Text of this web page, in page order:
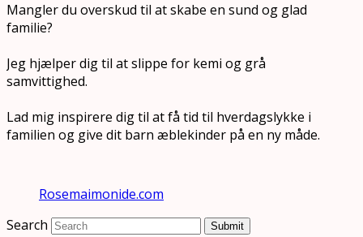
Mangler du overskud til at skabe en sund og glad
familie?
Jeg hjælper dig til at slippe for kemi og grå
samvittighed.
Lad mig inspirere dig til at få tid til hverdagslykke i
familien og give dit barn æblekinder på en ny måde.
Rosemaimonide.com
Search
Submit